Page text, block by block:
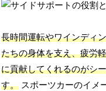
長時間運転やワインディ
たちの身体を支え、疲労
に貢献してくれるのがシ
す。 スポーツカーのイメ